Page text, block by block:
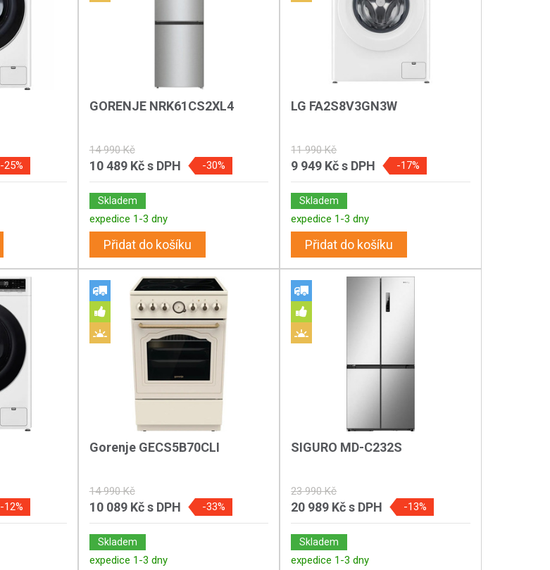
-25%
GORENJE NRK61CS2XL4
14 990 Kč
10 489 Kčs DPH -30%
Skladem
expedice 1-3 dny
Přidat do košíku
LG FA2S8V3GN3W
11 990 Kč
9 949 Kčs DPH -17%
Skladem
expedice 1-3 dny
Přidat do košíku
-12%
Gorenje GECS5B70CLI
14 990 Kč
10 089 Kčs DPH -33%
Skladem
expedice 1-3 dny
SIGURO MD-C232S
23 990 Kč
20 989 Kčs DPH -13%
Skladem
expedice 1-3 dny